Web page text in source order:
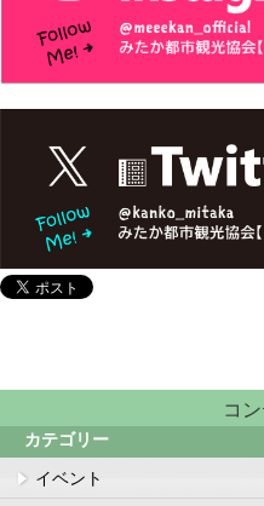
コ
カテゴリー
イベント